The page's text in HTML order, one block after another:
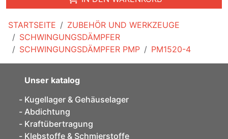
STARTSEITE
ZUBEHÖR UND WERKZEUGE
SCHWINGUNGSDÄMPFER
SCHWINGUNGSDÄMPFER PMP
PM1520-4
Unser katalog
Kugellager & Gehäuselager
Abdichtung
Kraftübertragung
Klebstoffe & Schmierstoffe